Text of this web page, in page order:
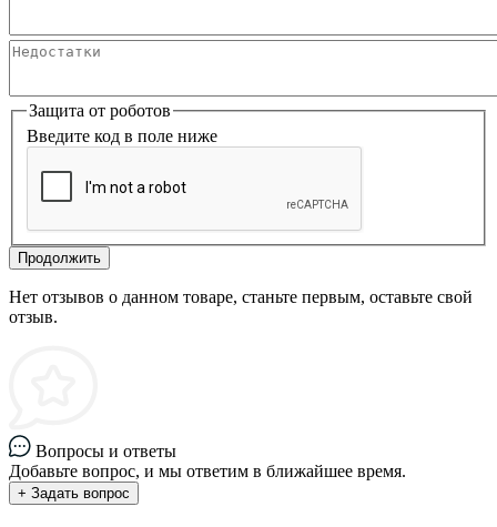
Защита от роботов
Введите код в поле ниже
Продолжить
Нет отзывов о данном товаре, станьте первым, оставьте свой
отзыв.
Вопросы и ответы
Добавьте вопрос, и мы ответим в ближайшее время.
+ Задать вопрос